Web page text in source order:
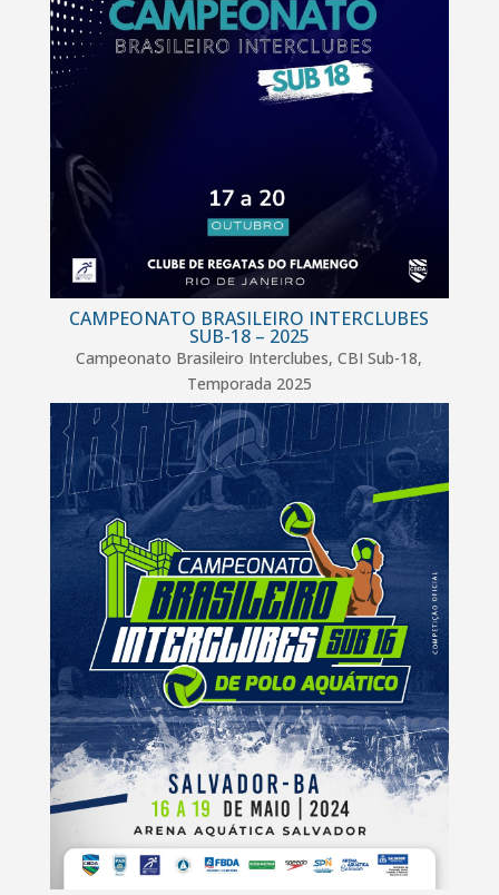
CAMPEONATO BRASILEIRO INTERCLUBES
SUB-18 – 2025
Campeonato Brasileiro Interclubes,CBI Sub-18,
Temporada 2025